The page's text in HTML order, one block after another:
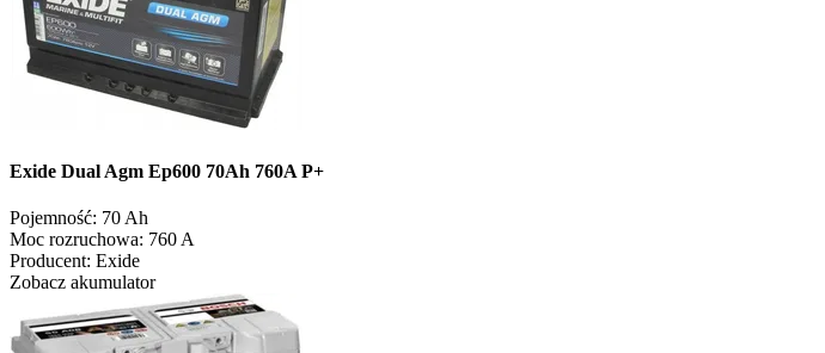
Exide Dual Agm Ep600 70Ah 760A P+
Pojemność: 70 Ah
Moc rozruchowa: 760 A
Producent: Exide
Zobacz akumulator